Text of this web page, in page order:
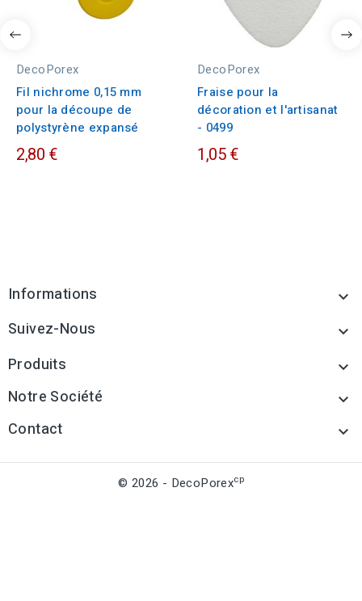
DecoPorex
Fil nichrome 0,15 mm
pour la découpe de
polystyrène expansé
2,80 €
DecoPorex
Fraise pour la
décoration et l'artisanat
- 0499
1,05 €
Informations 
Suivez-Nous 
Produits 
Notre Société 
Contact 
© 2026 - DecoPorexcp